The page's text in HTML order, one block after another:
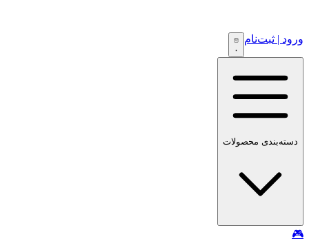
ورود | ثبت‌نام
۰
دسته‌بندی محصولات
🎮